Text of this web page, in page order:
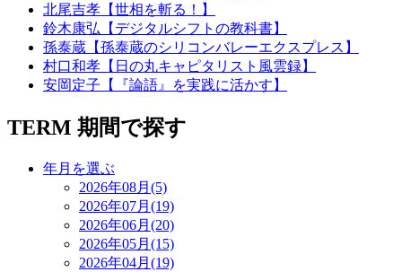
北尾吉孝【世相を斬る！】
鈴木康弘【デジタルシフトの教科書】
孫泰蔵【孫泰蔵のシリコンバレーエクスプレス】
村口和孝【日の丸キャピタリスト風雲録】
安岡定子【『論語』を実践に活かす】
TERM 期間で探す
年月を選ぶ
2026年08月(5)
2026年07月(19)
2026年06月(20)
2026年05月(15)
2026年04月(19)